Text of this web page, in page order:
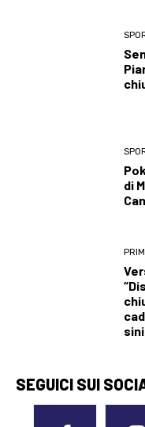
di
SEGUICI SUI